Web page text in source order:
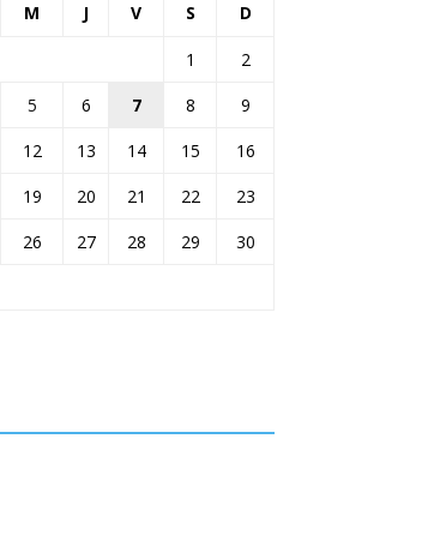
M J V S D
1
2
5 6 7 8
9
12 13 14 15
16
19 20 21 22
23
26 27 28 29
30